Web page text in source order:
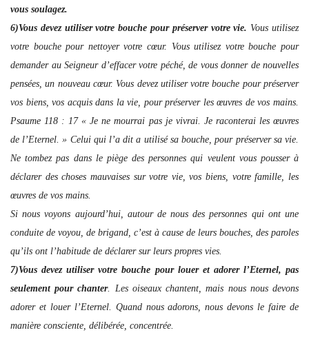
vous soulagez.
6)Vous devez utiliser votre bouche pour préserver votre vie. Vous utilisez
votre bouche pour nettoyer votre cœur. Vous utilisez votre bouche pour
demander au Seigneur d’effacer votre péché, de vous donner de nouvelles
pensées, un nouveau cœur. Vous devez utiliser votre bouche pour préserver
vos biens, vos acquis dans la vie, pour préserver les œuvres de vos mains.
Psaume 118 : 17 « Je ne mourrai pas je vivrai. Je raconterai les œuvres
de l’Eternel. » Celui qui l’a dit a utilisé sa bouche, pour préserver sa vie.
Ne tombez pas dans le piège des personnes qui veulent vous pousser à
déclarer des choses mauvaises sur votre vie, vos biens, votre famille, les
œuvres de vos mains.
Si nous voyons aujourd’hui, autour de nous des personnes qui ont une
conduite de voyou, de brigand, c’est à cause de leurs bouches, des paroles
qu’ils ont l’habitude de déclarer sur leurs propres vies.
7)Vous devez utiliser votre bouche pour louer et adorer l’Eternel, pas
seulement pour chanter. Les oiseaux chantent, mais nous nous devons
adorer et louer l’Eternel. Quand nous adorons, nous devons le faire de
manière consciente, délibérée, concentrée.